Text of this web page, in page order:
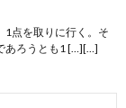
1点を取りに行く。そ
あろうとも1 […][…]